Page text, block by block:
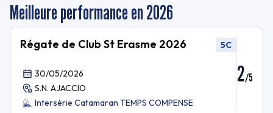
Meilleure performance en 2026
Régate de Club St Erasme 2026 5C
30/05/2026
S.N. AJACCIO
Intersérie Catamaran TEMPS COMPENSE
2/5